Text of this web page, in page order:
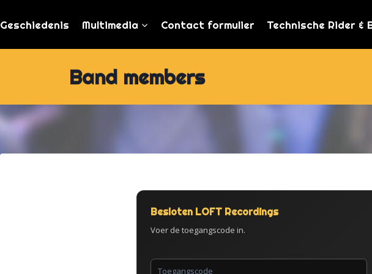
Geschiedenis Multimedia Contact formulier Technische Rider &
Band members
Besloten LOFT Recordings
Voer de toegangscode in.